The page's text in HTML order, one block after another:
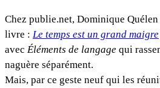
Chez publie.net, Dominique
livre : Le temps est un grand maigre
avec Éléments de langage qui
naguère séparément.
Mais, par ce geste neuf qui les